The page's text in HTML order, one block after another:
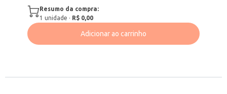
Resumo da compra:
1 unidade · R$ 0,00
Adicionar ao carrinho